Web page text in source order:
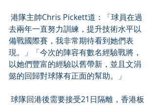
去兩年一直努力訓練，提升技術水平以
備戰國際賽，我非常期待看到她們表
現。」「今次的陣容有數名經驗戰將，
以她們豐富的經驗以舊帶新，並且文涓
懿的回歸對球隊有正面的幫助。」